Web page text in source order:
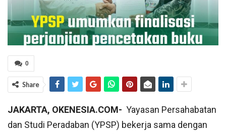
0
Share
JAKARTA, OKENESIA.COM- Yayasan Persahabatan
dan Studi Peradaban (YPSP) bekerja sama dengan